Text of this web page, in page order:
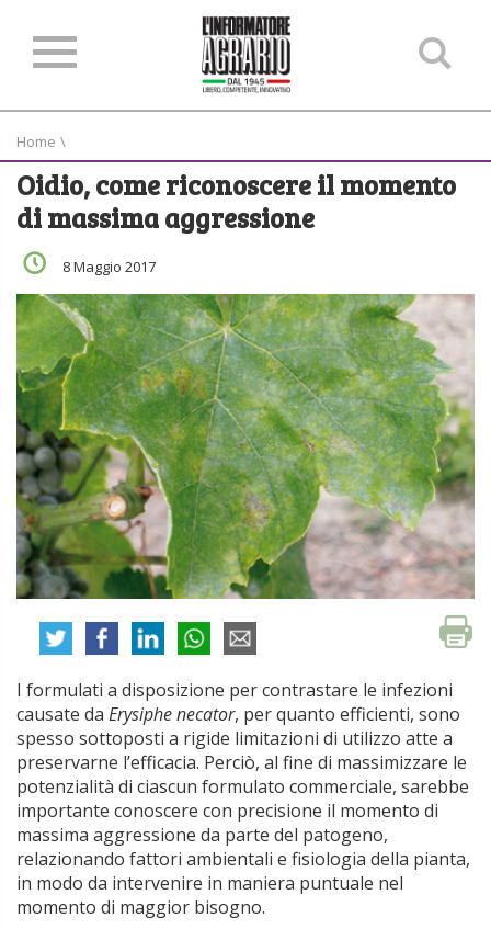
Home \
Oidio, come riconoscere il momento
di massima aggressione
8 Maggio 2017
I formulati a disposizione per contrastare le infezioni
causate da Erysiphe necator, per quanto efficienti, sono
spesso sottoposti a rigide limitazioni di utilizzo atte a
preservarne l’efficacia. Perciò, al fine di massimizzare le
potenzialità di ciascun formulato commerciale, sarebbe
importante conoscere con precisione il momento di
massima aggressione da parte del patogeno,
relazionando fattori ambientali e fisiologia della pianta,
in modo da intervenire in maniera puntuale nel
momento di maggior bisogno.